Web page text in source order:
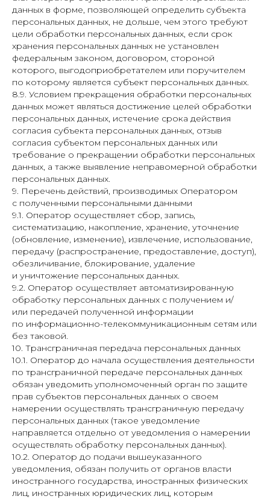
данных в форме, позволяющей определить субъекта
персональных данных, не дольше, чем этого требуют
цели обработки персональных данных, если срок
хранения персональных данных не установлен
федеральным законом, договором, стороной
которого, выгодоприобретателем или поручителем
по которому является субъект персональных данных.
8.9. Условием прекращения обработки персональных
данных может являться достижение целей обработки
персональных данных, истечение срока действия
согласия субъекта персональных данных, отзыв
согласия субъектом персональных данных или
требование о прекращении обработки персональных
данных, а также выявление неправомерной обработки
персональных данных.
9. Перечень действий, производимых Оператором
с полученными персональными данными
9.1. Оператор осуществляет сбор, запись,
систематизацию, накопление, хранение, уточнение
(обновление, изменение), извлечение, использование,
передачу (распространение, предоставление, доступ),
обезличивание, блокирование, удаление
и уничтожение персональных данных.
9.2. Оператор осуществляет автоматизированную
обработку персональных данных с получением и/
или передачей полученной информации
по информационно-телекоммуникационным сетям или
без таковой.
10. Трансграничная передача персональных данных
10.1. Оператор до начала осуществления деятельности
по трансграничной передаче персональных данных
обязан уведомить уполномоченный орган по защите
прав субъектов персональных данных о своем
намерении осуществлять трансграничную передачу
персональных данных (такое уведомление
направляется отдельно от уведомления о намерении
осуществлять обработку персональных данных).
10.2. Оператор до подачи вышеуказанного
уведомления, обязан получить от органов власти
иностранного государства, иностранных физических
лиц, иностранных юридических лиц, которым